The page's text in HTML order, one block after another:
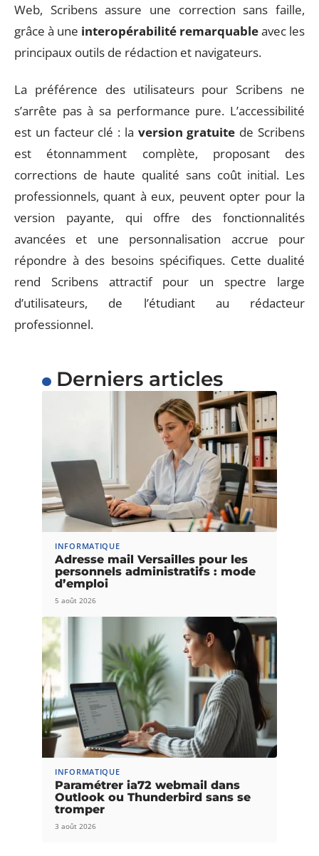
Web, Scribens assure une correction sans faille,
grâce à une interopérabilité remarquableavec les
principaux outils de rédaction et navigateurs.
La préférence des utilisateurs pour Scribens ne
s’arrête pas à sa performance pure. L’accessibilité
est un facteur clé : la version gratuite de Scribens
est étonnamment complète, proposant des
corrections de haute qualité sans coût initial. Les
professionnels, quant à eux, peuvent opter pour la
version payante, qui offre des fonctionnalités
avancées et une personnalisation accrue pour
répondre à des besoins spécifiques. Cette dualité
rend Scribens attractif pour un spectre large
d’utilisateurs, de l’étudiant au rédacteur
professionnel.
Derniers articles
INFORMATIQUE
Adresse mail Versailles pour les
personnels administratifs : mode
d’emploi
5 août 2026
INFORMATIQUE
Paramétrer ia72 webmail dans
Outlook ou Thunderbird sans se
tromper
3 août 2026